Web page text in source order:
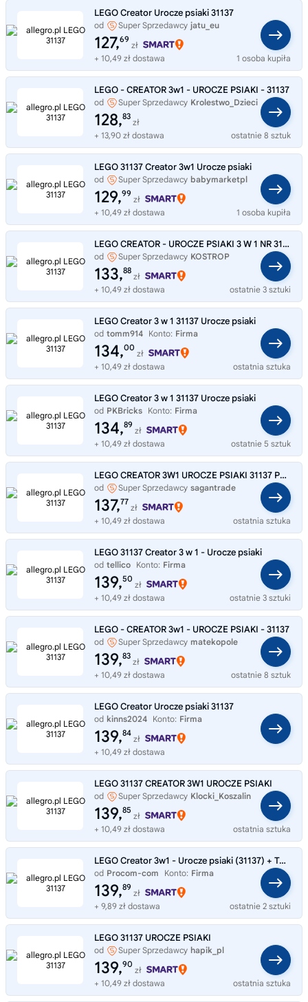
LEGO Creator Urocze psiaki 31137
od Super Sprzedawcy jatu_eu
127,69
zł
+ 10,49 zł dostawa
1 osoba kupiła
LEGO - CREATOR 3w1 - UROCZE PSIAKI - 31137
od Super Sprzedawcy Krolestwo_Dzieci
128,83
zł
+ 13,90 zł dostawa
ostatnie 8 sztuk
LEGO 31137 Creator 3w1 Urocze psiaki
od Super Sprzedawcy babymarketpl
129,99
zł
+ 10,49 zł dostawa
1 osoba kupiła
LEGO CREATOR - UROCZE PSIAKI 3 W 1 NR 31137
od Super Sprzedawcy KOSTROP
133,88
zł
+ 10,49 zł dostawa
ostatnie 3 sztuki
LEGO Creator 3 w 1 31137 Urocze psiaki
od tomm914 Konto: Firma
134,00
zł
+ 10,49 zł dostawa
ostatnia sztuka
LEGO Creator 3 w 1 31137 Urocze psiaki
od PKBricks Konto: Firma
134,89
zł
+ 10,49 zł dostawa
ostatnie 5 sztuk
LEGO CREATOR 3W1 UROCZE PSIAKI 31137 PSY PIESKI BEAGLE PUDEL LABRADOR
od Super Sprzedawcy sagantrade
137,77
zł
+ 10,49 zł dostawa
ostatnia sztuka
LEGO 31137 Creator 3 w 1 - Urocze psiaki
od tellico Konto: Firma
139,50
zł
+ 10,49 zł dostawa
ostatnie 3 sztuki
LEGO - CREATOR 3w1 - UROCZE PSIAKI - 31137
od Super Sprzedawcy matekopole
139,83
zł
+ 10,49 zł dostawa
ostatnie 8 sztuk
LEGO Creator Urocze psiaki 31137
od kinns2024 Konto: Firma
139,84
zł
+ 10,49 zł dostawa
LEGO 31137 CREATOR 3W1 UROCZE PSIAKI
od Super Sprzedawcy Klocki_Koszalin
139,85
zł
+ 10,49 zł dostawa
ostatnia sztuka
LEGO Creator 3w1 - Urocze psiaki (31137) + Torba prezentowa gratis
od Procom-com Konto: Firma
139,89
zł
+ 9,89 zł dostawa
ostatnie 2 sztuki
LEGO 31137 UROCZE PSIAKI
od Super Sprzedawcy hapik_pl
139,90
zł
+ 10,49 zł dostawa
ostatnia sztuka